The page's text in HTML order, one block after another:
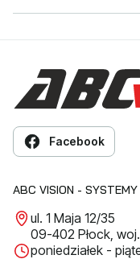
Facebook
ABC VISION -
ul. 1 Maja 12/35
09-402 Płock,
poniedziałek -